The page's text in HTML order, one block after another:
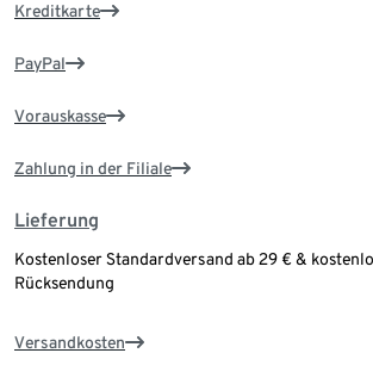
Kreditkarte
PayPal
Vorauskasse
Zahlung in der Filiale
Lieferung
Kostenloser Standardversand ab 29 € &
Rücksendung
Versandkosten